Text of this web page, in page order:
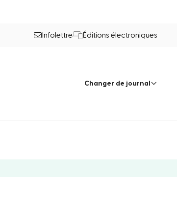
Infolettre Éditions électroniques
Changer de journal